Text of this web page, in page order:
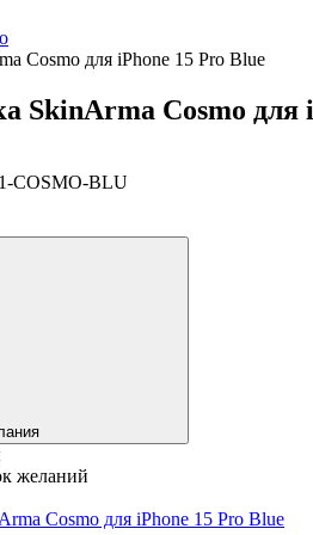
Cosmo для iPhone 15 Pro Blue
SkinArma Cosmo для
COSMO-BLU
желаний